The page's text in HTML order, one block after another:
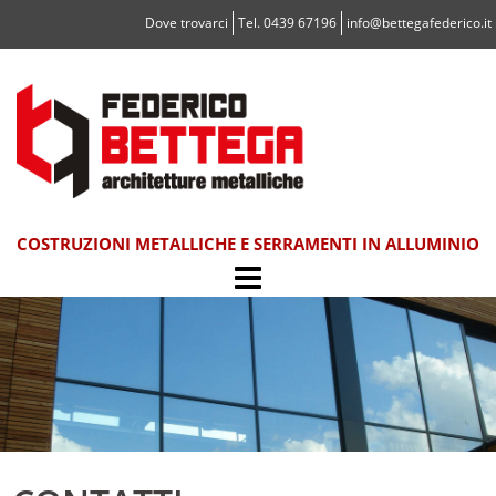
Dove trovarci Tel. 0439 67196 info@bettegafederico.it
COSTRUZIONI METALLICHE E SERRAMENTI IN ALLUMINIO